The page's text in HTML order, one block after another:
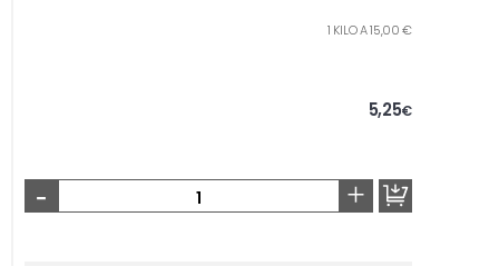
1 KILO A 15,00 €
5,25€
- +